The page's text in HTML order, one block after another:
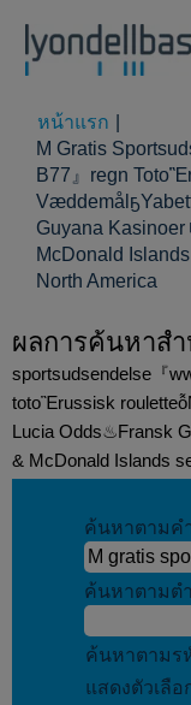
หน้าแรก
M Gratis
B77』regn
Guyana
McDonald
North America
ผลการค้นหาส
sportsudsendelse『
totoἚrussisk
Lucia Odds♨Fransk
& McDonald Islands
ค้นหาตามค
ค้นหาตามต
ค้นหาตามร
แสดงตัวเลือ